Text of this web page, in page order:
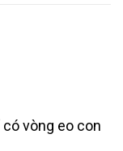
vòng eo con